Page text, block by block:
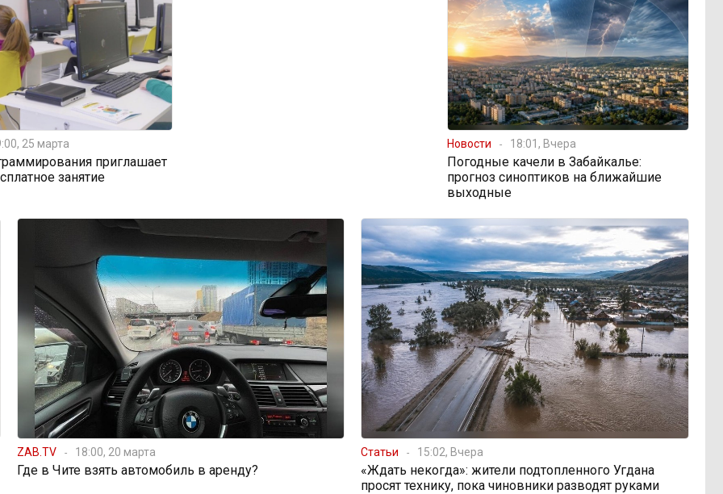
25 марта
приглашает
занятие
Новости 18:01, Вчера
Погодные качели в Забайкалье:
прогноз синоптиков на ближайшие
выходные
ZAB.TV 18:00, 20 марта
Где в Чите взять автомобиль в аренду?
Статьи 15:02, Вчера
«Ждать некогда»: жители подтопленного Угдана
просят технику, пока чиновники разводят руками